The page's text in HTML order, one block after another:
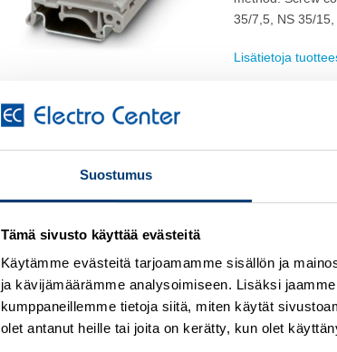
Suostumus
Tämä sivusto käyttää evästeitä
Käytämme evästeitä tarjoamamme sisällön ja
ja kävijämäärämme analysoimiseen. Lisäksi
kumppaneillemme tietoja siitä, miten käytät
olet antanut heille tai joita on kerätty, kun olet
35/7,5, NS 35/
Lisätietoja
Add to